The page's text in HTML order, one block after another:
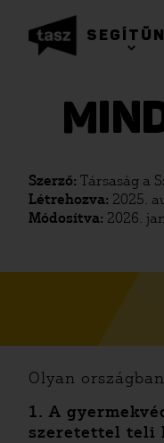
Szerző: Társaság a
Létrehozva: 2025.
Módosítva: 2026.
Olyan
1. A
szeretettel teli